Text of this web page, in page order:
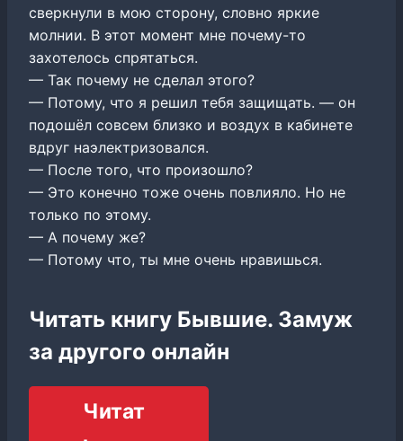
сверкнули в мою сторону, словно яркие
молнии. В этот момент мне почему-то
захотелось спрятаться.
— Так почему не сделал этого?
— Потому, что я решил тебя защищать. — он
подошёл совсем близко и воздух в кабинете
вдруг наэлектризовался.
— После того, что произошло?
— Это конечно тоже очень повлияло. Но не
только по этому.
— А почему же?
— Потому что, ты мне очень нравишься.
Читать книгу Бывшие. Замуж
за другого онлайн
Читат